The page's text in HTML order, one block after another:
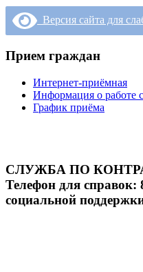
Версия сайта для
Прием граждан
Интернет-приёмная
Информация о работе
График приёма
СЛУЖБА ПО
Телефон для
социальной